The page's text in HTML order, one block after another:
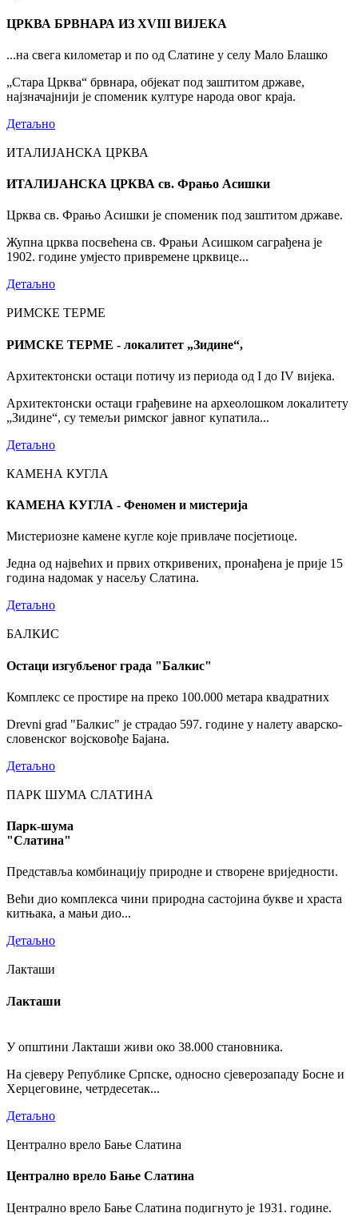
ЦРКВА БРВНАРА ИЗ XVIII ВИЈЕКА
...на свега километар и по од Слатине у селу Мало Блашко
„Стара Црква“ брвнара, објекат под заштитом државе,
најзначајнији је споменик културе народа овог краја.
Детаљно
ИТАЛИЈАНСКА ЦРКВА
ИТАЛИЈАНСКА ЦРКВА св. Фрањо Асишки
Црква св. Фрањо Асишки је споменик под заштитом државе.
Жупна црква посвећена св. Фрањи Асишком саграђена је
1902. године умјесто привремене црквице...
Детаљно
РИМСКЕ ТЕРМЕ
РИМСКЕ ТЕРМЕ - локалитет „Зидине“,
Архитектонски остаци потичу из периода од I до IV вијека.
Архитектонски остаци грађевине на археолошком локалитету
„Зидине“, су темељи римског јавног купатила...
Детаљно
КАМЕНА КУГЛА
КАМЕНА КУГЛА - Феномен и мистерија
Мистериозне камене кугле које привлаче посјетиоце.
Једна од највећих и првих откривених, пронађена је прије 15
година надомак у насељу Слатина.
Детаљно
БАЛКИС
Остаци изгубљеног града "Балкис"
Комплекс се простире на преко 100.000 метара квадратних
Drevni grad "Балкис" је страдао 597. године у налету аварско-
словенског војсковође Бајана.
Детаљно
ПАРК ШУМА СЛАТИНА
Парк-шума
"Слатина"
Представља комбинацију природне и створене вриједности.
Већи дио комплекса чини природна састојина букве и храста
китњака, а мањи дио...
Детаљно
Лакташи
Лакташи
У општини Лакташи живи око 38.000 становника.
На сјеверу Републике Српске, односно сјеверозападу Босне и
Херцеговине, четрдесетак...
Детаљно
Централно врело Бање Слатина
Централно врело Бање Слатина
Централно врело Бање Слатина подигнуто је 1931. године.